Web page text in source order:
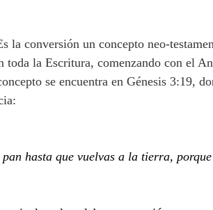
toda la Escritura, comenzando con el
se encuentra en Génesis 3:19,
hasta que vuelvas a la tierra,